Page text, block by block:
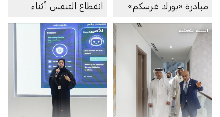
مبادرة «بورك غرسكم»
انقطاع التنفس أثناء
البنية التحتية الأمن